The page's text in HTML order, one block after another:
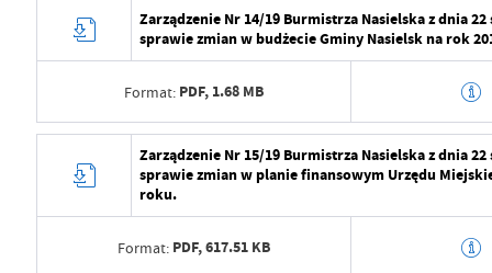
Ostatnio zaktualizował Radosław
Radosław
Data opublikowania 2024-07-29
Opublikował Radosław
Data ostatniej aktualizacji 2024-07-29
Ostatnio zaktualizował Radosław
Zarządzenie Nr 14/19 Burmistrza Nasielska z dnia
sprawie zmian w budżecie Gminy Nasielsk na rok
Format: PDF, 1.68 MB
Wytworzył Radosław
Zarządzenie Nr 15/19 Burmistrza Nasielska z dnia
sprawie zmian w planie finansowym Urzędu
roku.
Format: PDF,617.51 KB